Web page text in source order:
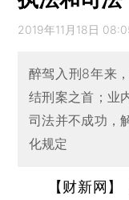
2019年11月18日
醉驾入刑8年来
结刑案之首；业
司法并不成功，
化规定
【财新网